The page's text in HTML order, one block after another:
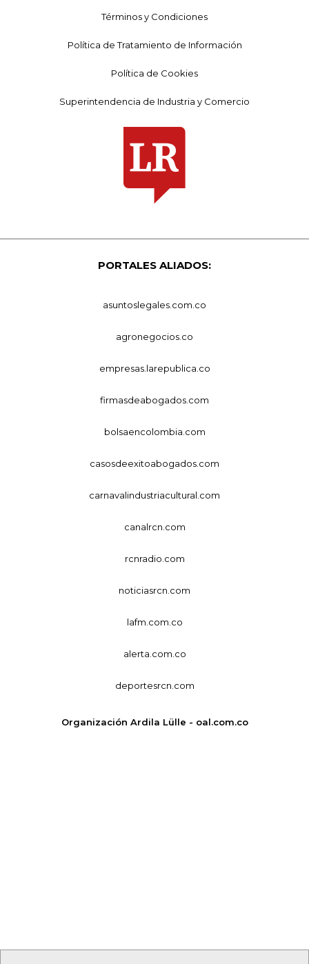
Términos y Condiciones
Política de Tratamiento de Información
Política de Cookies
Superintendencia de Industria y Comercio
PORTALES ALIADOS:
asuntoslegales.com.co
agronegocios.co
empresas.larepublica.co
firmasdeabogados.com
bolsaencolombia.com
casosdeexitoabogados.com
carnavalindustriacultural.com
canalrcn.com
rcnradio.com
noticiasrcn.com
lafm.com.co
alerta.com.co
deportesrcn.com
Organización Ardila Lülle - oal.com.co